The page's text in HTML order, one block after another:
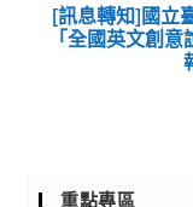
[訊息轉知]國立
「全國英文創
重點專區